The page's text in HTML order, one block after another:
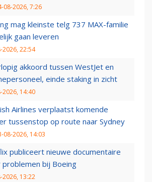
08-2026, 7:26
mag kleinste telg 737 MAX-familie
gaan leveren
2026, 22:54
akkoord tussen WestJet en
einde staking in zicht
2026, 14:40
Airlines verplaatst komende
tussenstop op route naar Sydney
08-2026, 14:03
publiceert nieuwe documentaire
problemen bij Boeing
2026, 13:22